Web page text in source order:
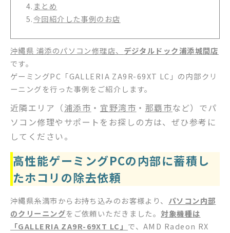
4. まとめ
5.今回紹介した事例のお店
沖縄県 浦添のパソコン修理店、 デジタルドック浦添城間店
です。
ゲーミングPC「GALLERIA ZA9R-69XT LC」の内部クリ
ーニングを行った事例をご紹介します。
近隣エリア（浦添市 ・ 宜野湾市 ・ 那覇市など）でパ
ソコン修理やサポートをお探しの方は、ぜひ参考に
してください。
高性能ゲーミングPCの内部に蓄積し
たホコリの除去依頼
沖縄県糸満市からお持ち込みのお客様より、 パソコン内部
のクリーニングをご依頼いただきました。対象機種は
「GALLERIA ZA9R-69XT LC」 で、AMD Radeon RX